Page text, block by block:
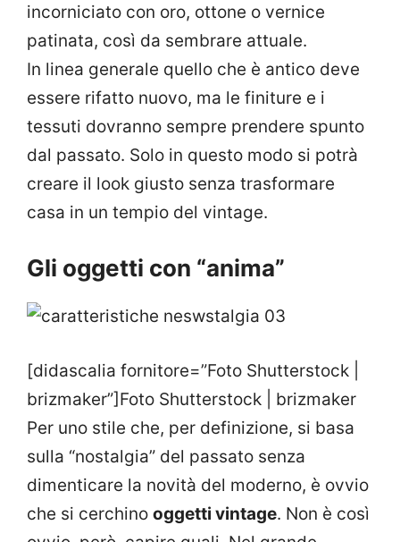
incorniciato con oro, ottone o vernice
patinata, così da sembrare attuale.
In linea generale quello che è antico deve
essere rifatto nuovo, ma le finiture e i
tessuti dovranno sempre prendere spunto
dal passato. Solo in questo modo si potrà
creare il look giusto senza trasformare
casa in un tempio del vintage.
Gli oggetti con “anima”
[didascalia fornitore=”Foto Shutterstock |
brizmaker”]Foto Shutterstock | brizmaker
Per uno stile che, per definizione, si basa
sulla “nostalgia” del passato senza
dimenticare la novità del moderno, è ovvio
che si cerchino oggetti vintage. Non è così